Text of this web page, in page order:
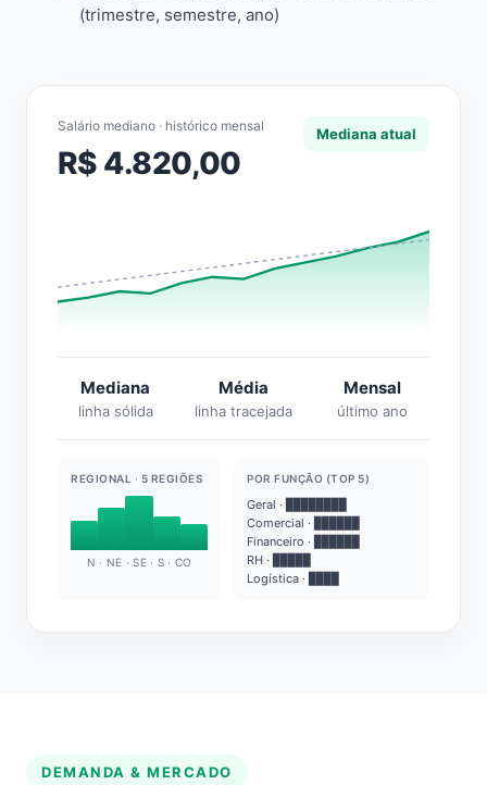
(trimestre, semestre, ano)
Salário mediano · histórico mensal
R$ 4.820,00
Mediana atual
Mediana
linha sólida
Média
linha tracejada
Mensal
último ano
REGIONAL · 5 REGIÕES
N · NE · SE · S · CO
POR FUNÇÃO (TOP 5)
Geral · ████████
Comercial · ██████
Financeiro · ██████
RH · █████
Logística · ████
DEMANDA & MERCADO